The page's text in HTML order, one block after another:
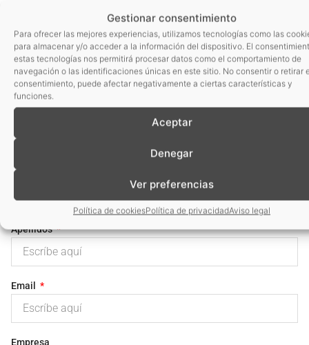
Gestionar consentimiento
Para ofrecer las mejores experiencias, utilizamos tecnologías como las
para almacenar y/o acceder a la información del dispositivo. El
estas tecnologías nos permitirá procesar datos como el comportamiento de
navegación o las identificaciones únicas en este sitio. No consentir o retirar
consentimiento, puede afectar negativamente a ciertas características y
funciones.
Aceptar
Denegar
Ver preferencias
Política de cookiesPolítica de privacidadAviso legal
Begoña Ruiz
Directora de Tecnologías
Nombre
Apellidos
Email
Empresa